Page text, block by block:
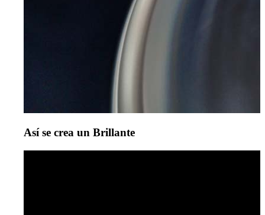
Así se crea un Brillante